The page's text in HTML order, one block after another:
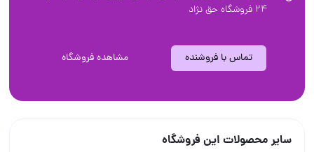
۲۴ فروشگاه حق نژاد
تماس با فروشنده مشاهده فروشگاه
سایر محصولات این فروشگاه